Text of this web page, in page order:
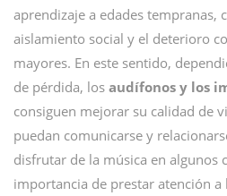
aprendizaje a edades tempranas,
aislamiento social y el deterioro
mayores. En este sentido,
de pérdida, los audífonos y los
consiguen mejorar su calidad de
puedan comunicarse y
disfrutar de la música en algunos
importancia de prestar atención a